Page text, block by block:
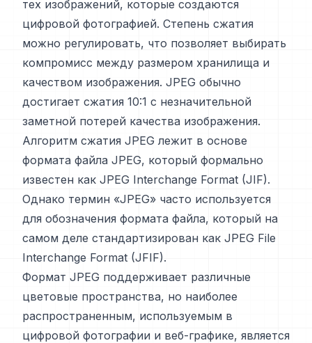
тех изображений, которые создаются
цифровой фотографией. Степень сжатия
можно регулировать, что позволяет выбирать
компромисс между размером хранилища и
качеством изображения. JPEG обычно
достигает сжатия 10:1 с незначительной
заметной потерей качества изображения.
Алгоритм сжатия JPEG лежит в основе
формата файла JPEG, который формально
известен как JPEG Interchange Format (JIF).
Однако термин «JPEG» часто используется
для обозначения формата файла, который на
самом деле стандартизирован как JPEG File
Interchange Format (JFIF).
Формат JPEG поддерживает различные
цветовые пространства, но наиболее
распространенным, используемым в
цифровой фотографии и веб-графике, является